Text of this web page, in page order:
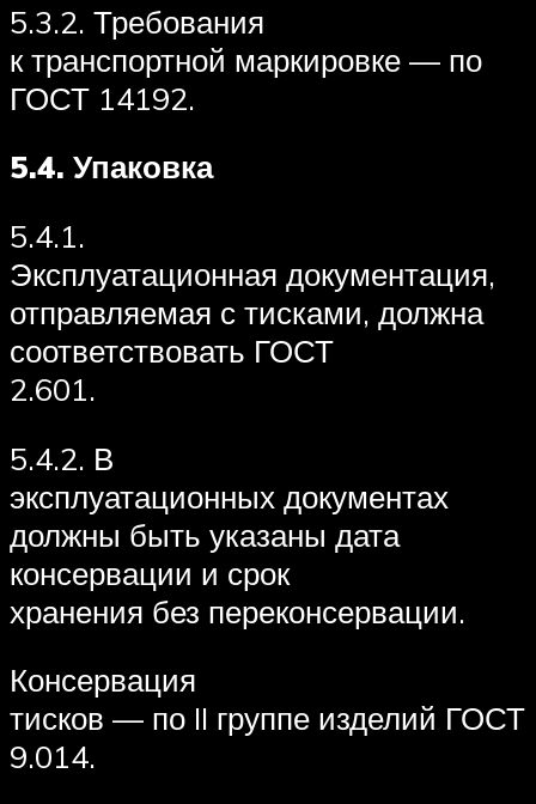
5.3.2. Требования
к транспортной маркировке — по
ГОСТ 14192.
5.4. Упаковка
5.4.1.
Эксплуатационная документация,
отправляемая с тисками, должна
соответствовать ГОСТ
2.601.
5.4.2. В
эксплуатационных документах
должны быть указаны дата
консервации и срок
хранения без переконсервации.
Консервация
тисков — по II группе изделий ГОСТ
9.014.